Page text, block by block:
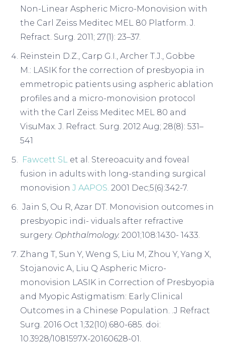
Non-Linear Aspheric Micro-Monovision with
the Carl Zeiss Meditec MEL 80 Platform. J.
Refract. Surg. 2011; 27(1): 23–37.
Reinstein D.Z., Carp G.I., Archer T.J., Gobbe
M.: LASIK for the correction of presbyopia in
emmetropic patients using aspheric ablation
profiles and a micro-monovision protocol
with the Carl Zeiss Meditec MEL 80 and
VisuMax. J. Refract. Surg. 2012 Aug; 28(8): 531–
541
Fawcett SL et al. Stereoacuity and foveal
fusion in adults with long-standing surgical
monovision J AAPOS. 2001 Dec;5(6):342-7.
Jain S, Ou R, Azar DT. Monovision outcomes in
presbyopic indi- viduals after refractive
surgery. Ophthalmology. 2001;108:1430- 1433.
Zhang T, Sun Y, Weng S, Liu M, Zhou Y, Yang X,
Stojanovic A, Liu Q Aspheric Micro-
monovision LASIK in Correction of Presbyopia
and Myopic Astigmatism: Early Clinical
Outcomes in a Chinese Population. .J Refract
Surg. 2016 Oct 1;32(10):680-685. doi:
10.3928/1081597X-20160628-01.